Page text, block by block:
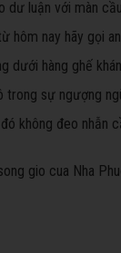
dư luận với màn
hôm nay hãy gọi
dưới hàng ghế
trong sự ngượng
không đeo nhẫn